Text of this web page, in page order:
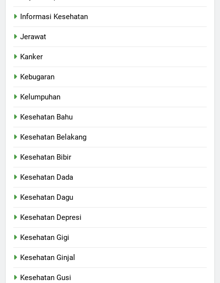
Informasi Kesehatan
Jerawat
Kanker
Kebugaran
Kelumpuhan
Kesehatan Bahu
Kesehatan Belakang
Kesehatan Bibir
Kesehatan Dada
Kesehatan Dagu
Kesehatan Depresi
Kesehatan Gigi
Kesehatan Ginjal
Kesehatan Gusi